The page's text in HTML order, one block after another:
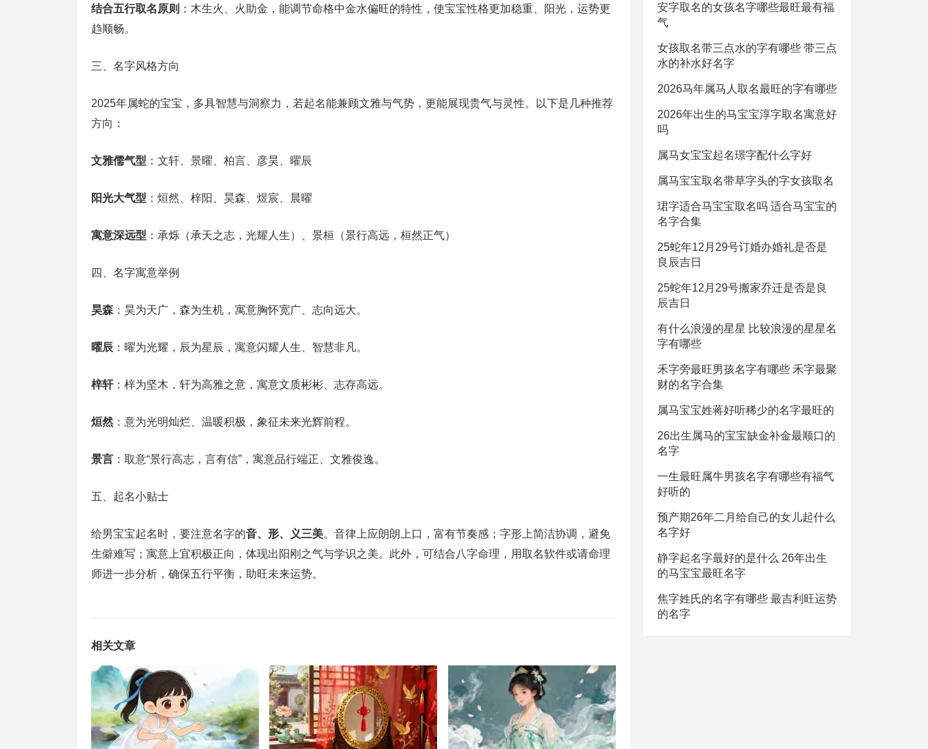
结合五行取名原则 ：木生火、火助金，能调节命格中金水偏旺的特性，使宝宝性格更加稳重、阳光，运势更
趋顺畅。
三、名字风格方向
2025年属蛇的宝宝，多具智慧与洞察力，若起名能兼顾文雅与气势，更能展现贵气与灵性。以下是几种推荐
方向：
文雅儒气型 ：文轩、景曜、柏言、彦昊、曜辰
阳光大气型 ：烜然、梓阳、昊森、煜宸、晨曜
寓意深远型 ：承烁（承天之志，光耀人生）、景桓（景行高远，桓然正气）
四、名字寓意举例
昊森 ：昊为天广，森为生机，寓意胸怀宽广、志向远大。
曜辰 ：曜为光耀，辰为星辰，寓意闪耀人生、智慧非凡。
梓轩：梓为坚木，轩为高雅之意，寓意文质彬彬、志存高远。
烜然 ：意为光明灿烂、温暖积极，象征未来光辉前程。
景言 ：取意“景行高志，言有信”，寓意品行端正、文雅俊逸。
五、起名小贴士
给男宝宝起名时，要注意名字的音、形、义三美。音律上应朗朗上口，富有节奏感；字形上简洁协调，避免
生僻难写；寓意上宜积极正向，体现出阳刚之气与学识之美。此外，可结合八字命理，用取名软件或请命理
师进一步分析，确保五行平衡，助旺未来运势。
相关文章
安字取名的女孩名字哪些最旺最有福
气
女孩取名带三点水的字有哪些 带三点
水的补水好名字
2026马年属马人取名最旺的字有哪些
2026年出生的马宝宝淳字取名寓意好
吗
属马女宝宝起名璟字配什么字好
属马宝宝取名带草字头的字女孩取名
珺字适合马宝宝取名吗 适合马宝宝的
名字合集
25蛇年12月29号订婚办婚礼是否是
良辰吉日
25蛇年12月29号搬家乔迁是否是良
辰吉日
有什么浪漫的星星 比较浪漫的星星名
字有哪些
禾字旁最旺男孩名字有哪些 禾字最聚
财的名字合集
属马宝宝姓蒋好听稀少的名字最旺的
26出生属马的宝宝缺金补金最顺口的
名字
一生最旺属牛男孩名字有哪些有福气
好听的
预产期26年二月给自己的女儿起什么
名字好
静字起名字最好的是什么 26年出生
的马宝宝最旺名字
焦字姓氏的名字有哪些 最吉利旺运势
的名字